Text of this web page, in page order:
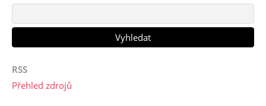
RSS
Přehled zdrojů